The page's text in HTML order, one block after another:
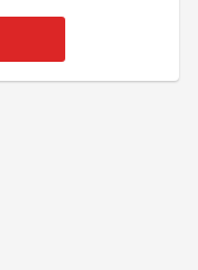
elle
famille